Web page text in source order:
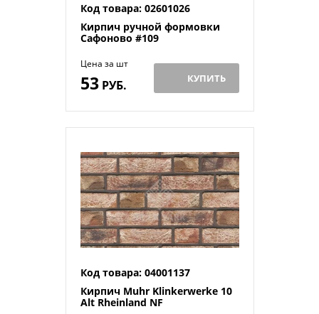
Код товара: 02601026
Кирпич ручной формовки
Сафоново #109
Цена за шт
53РУБ. КУПИТЬ
Код товара: 04001137
Кирпич Muhr Klinkerwerke 10
Alt Rheinland NF